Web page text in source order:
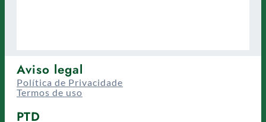
Aviso legal
Política de Privacidade
Termos de uso
PTD